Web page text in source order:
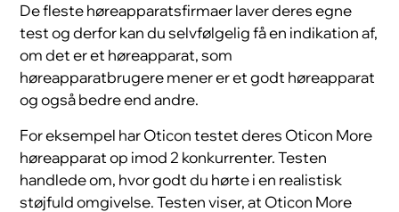
De fleste høreapparatsfirmaer laver deres egne
test og derfor kan du selvfølgelig få en indikation af,
om det er et høreapparat, som
høreapparatbrugere mener er et godt høreapparat
og også bedre end andre.
For eksempel har Oticon testet deres Oticon More
høreapparat op imod 2 konkurrenter. Testen
handlede om, hvor godt du hørte i en realistisk
støjfuld omgivelse. Testen viser, at Oticon More